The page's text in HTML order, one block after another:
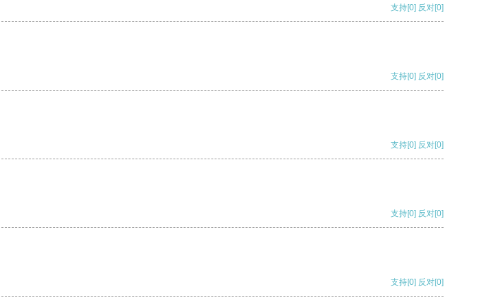
支持[0] 反对[0]
支持[0] 反对[0]
支持[0] 反对[0]
支持[0] 反对[0]
支持[0] 反对[0]